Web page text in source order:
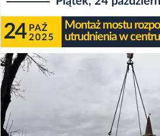
24 PAŹ
2025
Montaż mostu
utrudnienia w